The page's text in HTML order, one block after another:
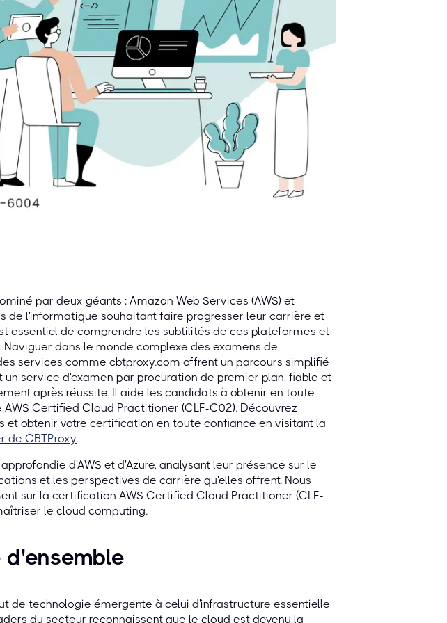
par deux géants : Amazon Web Services (AWS) et
de l'informatique souhaitant faire progresser leur carrière et
essentiel de comprendre les subtilités de ces plateformes et
dans le monde complexe des examens de
services comme cbtproxy.com offrent un parcours simplifié
un service d'examen par procuration de premier plan, fiable et
après réussite. Il aide les candidats à obtenir en toute
Certified Cloud Practitioner (CLF-C02). Découvrez
et obtenir votre certification en toute confiance en visitant la
de CBTProxy.
d'AWS et d'Azure, analysant leur présence sur le
et les perspectives de carrière qu'elles offrent. Nous
sur la certification AWS Certified Cloud Practitioner (CLF-
le cloud computing.
d'ensemble
de technologie émergente à celui d'infrastructure essentielle
du secteur reconnaissent que le cloud est devenu la